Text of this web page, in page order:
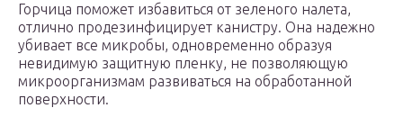
Горчица поможет избавиться от зеленого налета,
отлично продезинфицирует канистру. Она надежно
убивает все микробы, одновременно образуя
невидимую защитную пленку, не позволяющую
микроорганизмам развиваться на обработанной
поверхности.